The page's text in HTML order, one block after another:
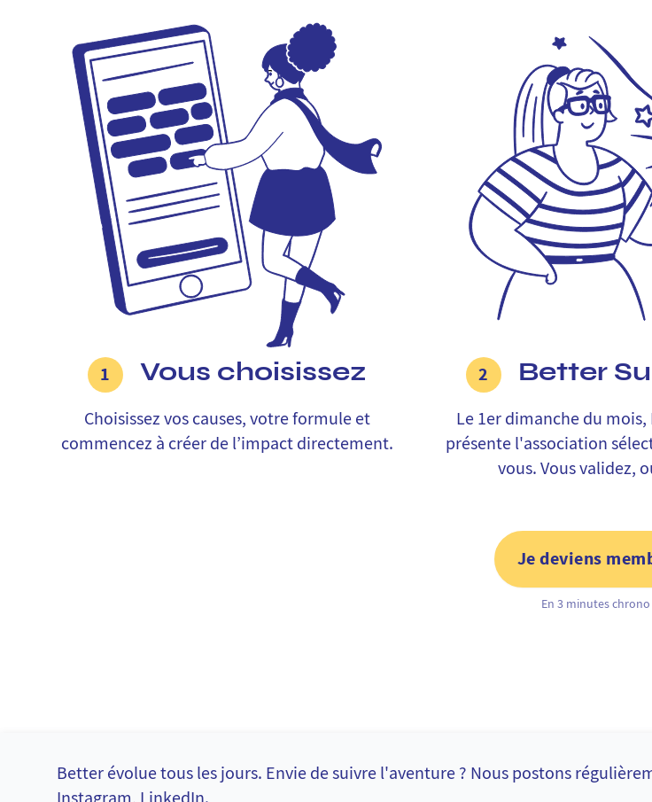
1 Vous choisissez
Choisissez vos causes, votre formule et
commencez à créer de l’impact directement.
2 Better
Le 1er dimanche du
présente l'association
vous. Vous validez,
Je deviens
En 3 minutes chrono
Better évolue tous les jours. Envie de suivre l'aventure ? Nous postons